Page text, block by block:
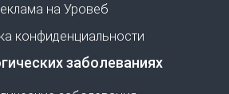
на Уровеб
конфиденциальности
заболеваниях